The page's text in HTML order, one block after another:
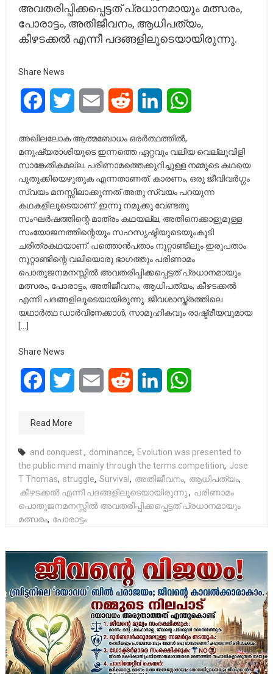
അവതരിപ്പിക്കപ്പെട്ടത് പ്രധാനമായും മത്സരം,
പോരാട്ടം, അതിജീവനം, ആധിപത്യം,
കീഴടക്കൽ എന്നീ പദങ്ങളിലൂടെയായിരുന്നു.
Share News
FacebookTwitter Email Reddit LinkedIn
അഖിലലോക ആത്മബോധം ഒരർത്ഥത്തിൽ,
മനുഷ്യരാശിയുടെ ഇന്നത്തെ ഏറ്റവും വലിയ വെല്ലുവിളി
സാങ്കേതികമല്ല. പരിണാമത്തെക്കുറിച്ചുള്ള നമ്മുടെ കഥയെ
പുതുക്കിയെഴുതുക എന്നതാണത്. കാരണം, ഒരു ജീവിവർഗ്ഗം
സ്വയം മനസ്സിലാക്കുന്നത് അതു സ്വയം പറയുന്ന
കഥകളിലൂടെയാണ്. ഇന്നു നമുക്കു വേണ്ടതു
സംഘർഷത്തിന്റെ മാത്രം കഥയല്ല, അതിനെക്കാളുമുള്ള
സംയോജനത്തിന്റെയും സഹസൃഷ്ടിയുടെയുംകൂടി
ചരിത്രകഥയാണ്. പത്തൊൻപതാം നൂറ്റാണ്ടിലും ഇരുപതാം
നൂറ്റാണ്ടിന്റെ വലിയൊരു ഭാഗത്തും പരിണാമം
പൊതുജനമനസ്സിൽ അവതരിപ്പിക്കപ്പെട്ടത് പ്രധാനമായും
മത്സരം, പോരാട്ടം, അതിജീവനം, ആധിപത്യം, കീഴടക്കൽ
എന്നീ പദങ്ങളിലൂടെയായിരുന്നു. ജീവശാസ്ത്രത്തിലെ
യഥാർത്ഥ ഡാർവിനേക്കാൾ, സാമൂഹികവും രാഷ്ട്രീയവുമായ
[…]
Share News
FacebookTwitter Email Reddit LinkedIn
Read More
and conquest., dominance, Evolution was presented to
the public mind mainly through the terms competition, Jose
T Thomas, struggle, Survival, അതിജീവനം, ആധിപത്യം,
കീഴടക്കൽ എന്നീ പദങ്ങളിലൂടെയായിരുന്നു., പരിണാമം
പൊതുജനമനസ്സിൽ അവതരിപ്പിക്കപ്പെട്ടത് പ്രധാനമായും
മത്സരം, പോരാട്ടം